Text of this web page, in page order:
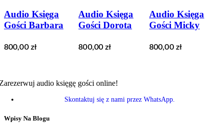
Audio Księga
Gości Barbara
800,00 zł
Audio Księga
Gości Dorota
800,00zł
Audio Księga
Gości Micky
800,00 zł
audio księgę gości online!
Skontaktuj się z nami przez WhatsApp.
Wpisy Na Blogu